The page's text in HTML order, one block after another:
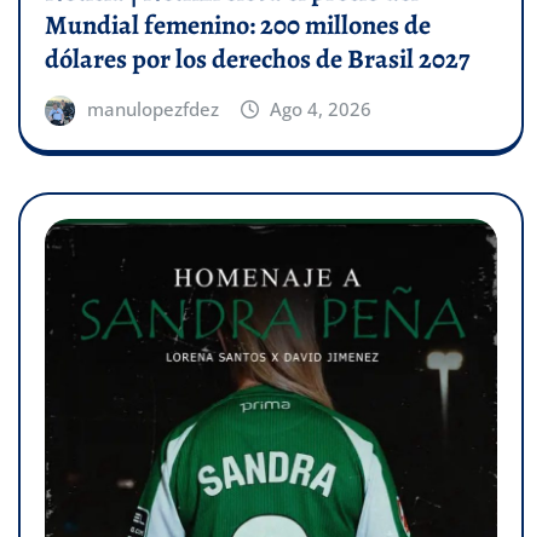
Mundial femenino: 200 millones de
dólares por los derechos de Brasil 2027
manulopezfdez Ago 4, 2026